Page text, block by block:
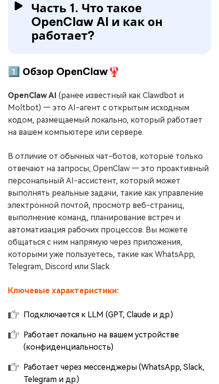
Часть 1. Что такое
OpenClaw AI и как он
работает?
1️⃣ Обзор OpenClaw🦞
OpenClaw AI (ранее известный как Clawdbot и
Moltbot) — это AI-агент с открытым исходным
кодом, размещаемый локально, который работает
на вашем компьютере или сервере.
В отличие от обычных чат-ботов, которые только
отвечают на запросы, OpenClaw — это проактивный
персональный AI-ассистент, который может
выполнять реальные задачи, такие как управление
электронной почтой, просмотр веб-страниц,
выполнение команд, планирование встреч и
автоматизация рабочих процессов. Вы можете
общаться с ним напрямую через приложения,
которыми уже пользуетесь, такие как WhatsApp,
Telegram, Discord или Slack.
Ключевые характеристики:
Подключается к LLM (GPT, Claude и др.)
Работает локально на вашем устройстве
(конфиденциальность)
Работает через мессенджеры (WhatsApp, Slack,
Telegram и др.)